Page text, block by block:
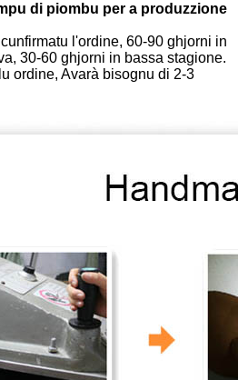
di piombu per a produzzione
l'ordine, 60-90 ghjorni in
30-60 ghjorni in bassa stagione.
ordine, Avarà bisognu di 2-3